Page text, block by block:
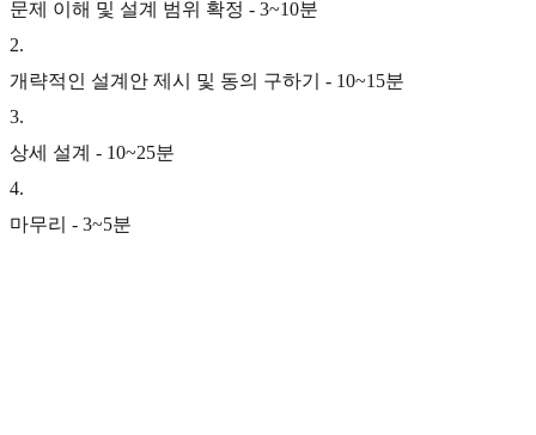
문제 이해 및 설계 범위 확정 - 3~10분
2.
개략적인 설계안 제시 및 동의 구하기 - 10~15분
3.
상세 설계 - 10~25분
4.
마무리 - 3~5분